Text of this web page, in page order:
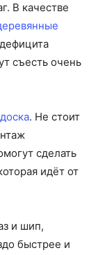
В качестве
съесть очень
. Не стоит
сделать
идёт от
и шип,
быстрее и